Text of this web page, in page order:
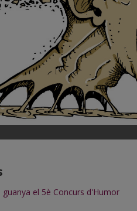
el 5è Concurs d'Humor